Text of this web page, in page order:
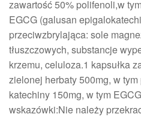
zawartość 50% polifenoli,w
EGCG (galusan
przeciwzbrylająca: sole
tłuszczowych, substancje
krzemu, celuloza.1 kapsułka
zielonej herbaty 500mg, w
katechiny 150mg, w tym
wskazówki:Nie należy